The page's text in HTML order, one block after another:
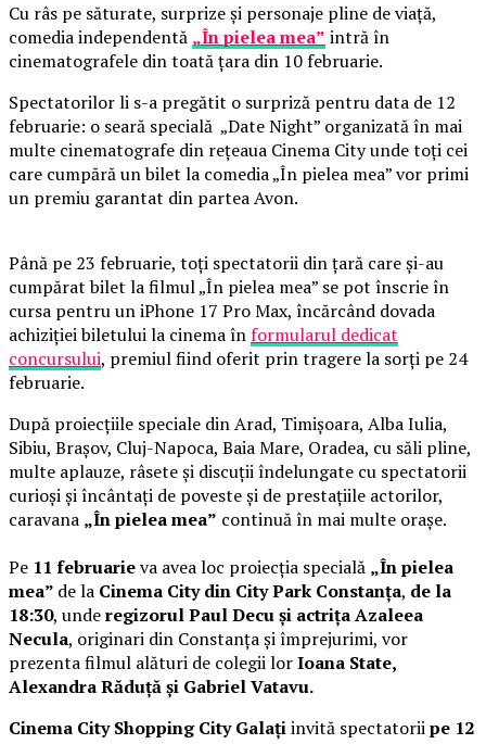
Cu râs pe săturate, surprize și personaje pline de viață,
comedia independentă „În pielea mea” intră în
cinematografele din toată țara din 10 februarie.
Spectatorilor li s-a pregătit o surpriză pentru data de 12
februarie: o seară specială „Date Night” organizată în mai
multe cinematografe din rețeaua Cinema City unde toți cei
care cumpără un bilet la comedia „În pielea mea” vor primi
un premiu garantat din partea Avon.
Până pe 23 februarie, toți spectatorii din țară care și-au
cumpărat bilet la filmul „În pielea mea” se pot înscrie în
cursa pentru un iPhone 17 Pro Max, încărcând dovada
achiziției biletului la cinema înformularul dedicat
concursului, premiul fiind oferit prin tragere la sorți pe 24
februarie.
După proiecțiile speciale din Arad, Timișoara, Alba Iulia,
Sibiu, Brașov, Cluj-Napoca, Baia Mare, Oradea, cu săli pline,
multe aplauze, râsete și discuții îndelungate cu spectatorii
curioși și încântați de poveste și de prestațiile actorilor,
caravana „În pielea mea” continuă în mai multe orașe.
Pe 11 februarieva avea loc proiecția specială „În pielea
mea” de la Cinema City din City Park Constanța, de la
18:30, underegizorul Paul Decu și actrița Azaleea
Necula, originari din Constanța și împrejurimi, vor
prezenta filmul alături de colegii lorIoana State,
Alexandra Răduță și Gabriel Vatavu.
Cinema City Shopping City Galațiinvită spectatoriipe 12